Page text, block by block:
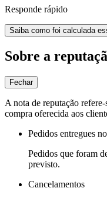
Responde rápido
Saiba como foi calculada
Sobre a
Fechar
A nota de reputação
compra oferecida aos
Pedidos entregues
Pedidos que foram
previsto.
Cancelamentos